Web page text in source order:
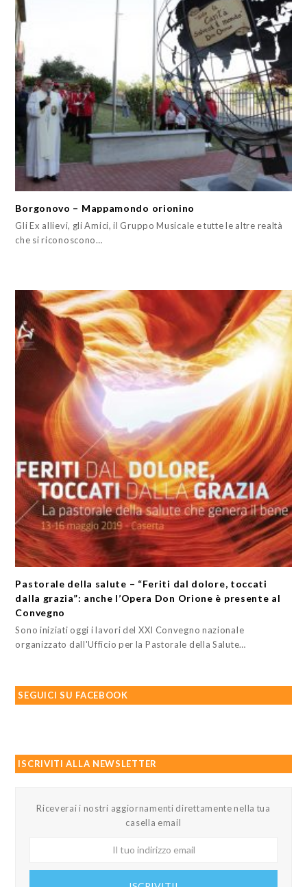
Borgonovo – Mappamondo orionino
Gli Ex allievi, gli Amici, il Gruppo Musicale e tutte le altre realtà
che si riconoscono…
Pastorale della salute – “Feriti dal dolore, toccati
dalla grazia”: anche l’Opera Don Orione è presente al
Convegno
Sono iniziati oggi i lavori del XXI Convegno nazionale
organizzato dall'Ufficio per la Pastorale della Salute…
SEGUICI SU FACEBOOK
ISCRIVITI ALLA NEWSLETTER
Riceverai i nostri aggiornamenti direttamente nella tua
casella email